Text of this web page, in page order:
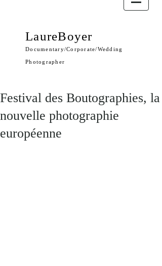
LaureBoyer
Documentary/Corporate/Wedding
Photographer
Festival des Boutographies, la
nouvelle photographie
européenne